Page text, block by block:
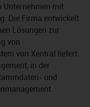
Unternehmen mit
Die Firma entwickelt
Lösungen zur
von
von Xentral liefert
in der
und